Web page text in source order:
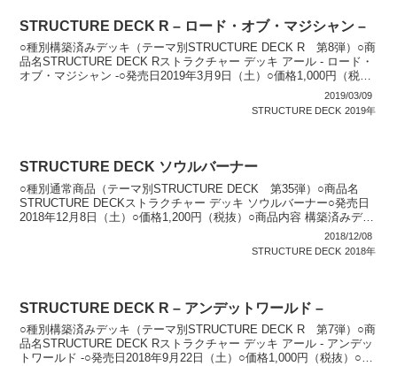
STRUCTURE DECK R – ロード・オブ・マジシャン –
○種別構築済みデッキ（テーマ別STRUCTURE DECK R 第8弾）○商
品名STRUCTURE DECK Rストラクチャー デッキ アール - ロード・
オブ・マジシャン -○発売日2019年3月9日（土）○価格1,000円（税
2019/03/09
STRUCTURE DECK 2019年
STRUCTURE DECK ソウルバーナー
○種別通常商品（テーマ別STRUCTURE DECK 第35弾）○商品名
STRUCTURE DECKストラクチャー デッキ ソウルバーナー○発売日
2018年12月8日（土）○価格1,200円（税抜）○商品内容 構築済みデッ
2018/12/08
STRUCTURE DECK 2018年
STRUCTURE DECK R – アンデットワールド –
○種別構築済みデッキ（テーマ別STRUCTURE DECK R 第7弾）○商
品名STRUCTURE DECK Rストラクチャー デッキ アール - アンデッ
トワールド -○発売日2018年9月22日（土）○価格1,000円（税抜）○商